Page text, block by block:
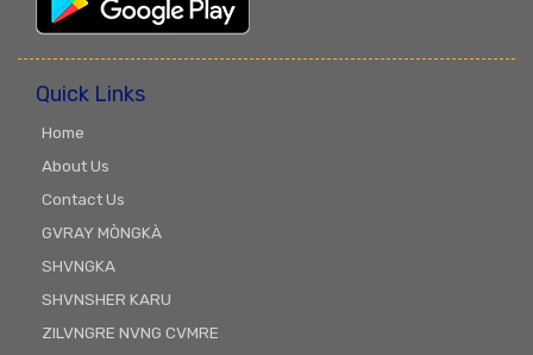
Quick Links
Home
About Us
Contact Us
GVRAY MÒNGKÀ
SHVNGKA
SHVNSHER KARU
ZILVNGRE NVNG CVMRE